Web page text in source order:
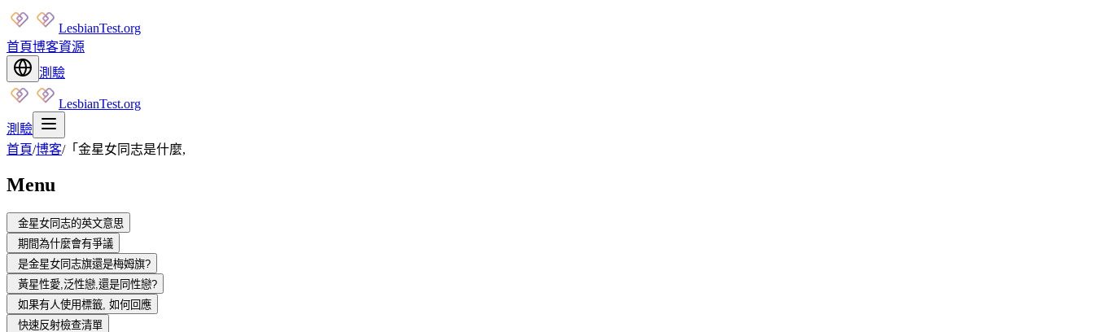
LesbianTest.org
首頁博客資源
測驗
LesbianTest.org
測驗
首頁/博客/「金星女同志是什麼,
Menu
金星女同志的英文意思
期間為什麼會有爭議
是金星女同志旗還是梅姆旗?
黃星性愛,泛性戀,還是同性戀?
如果有人使用標籤, 如何回應
快速反射檢查清單